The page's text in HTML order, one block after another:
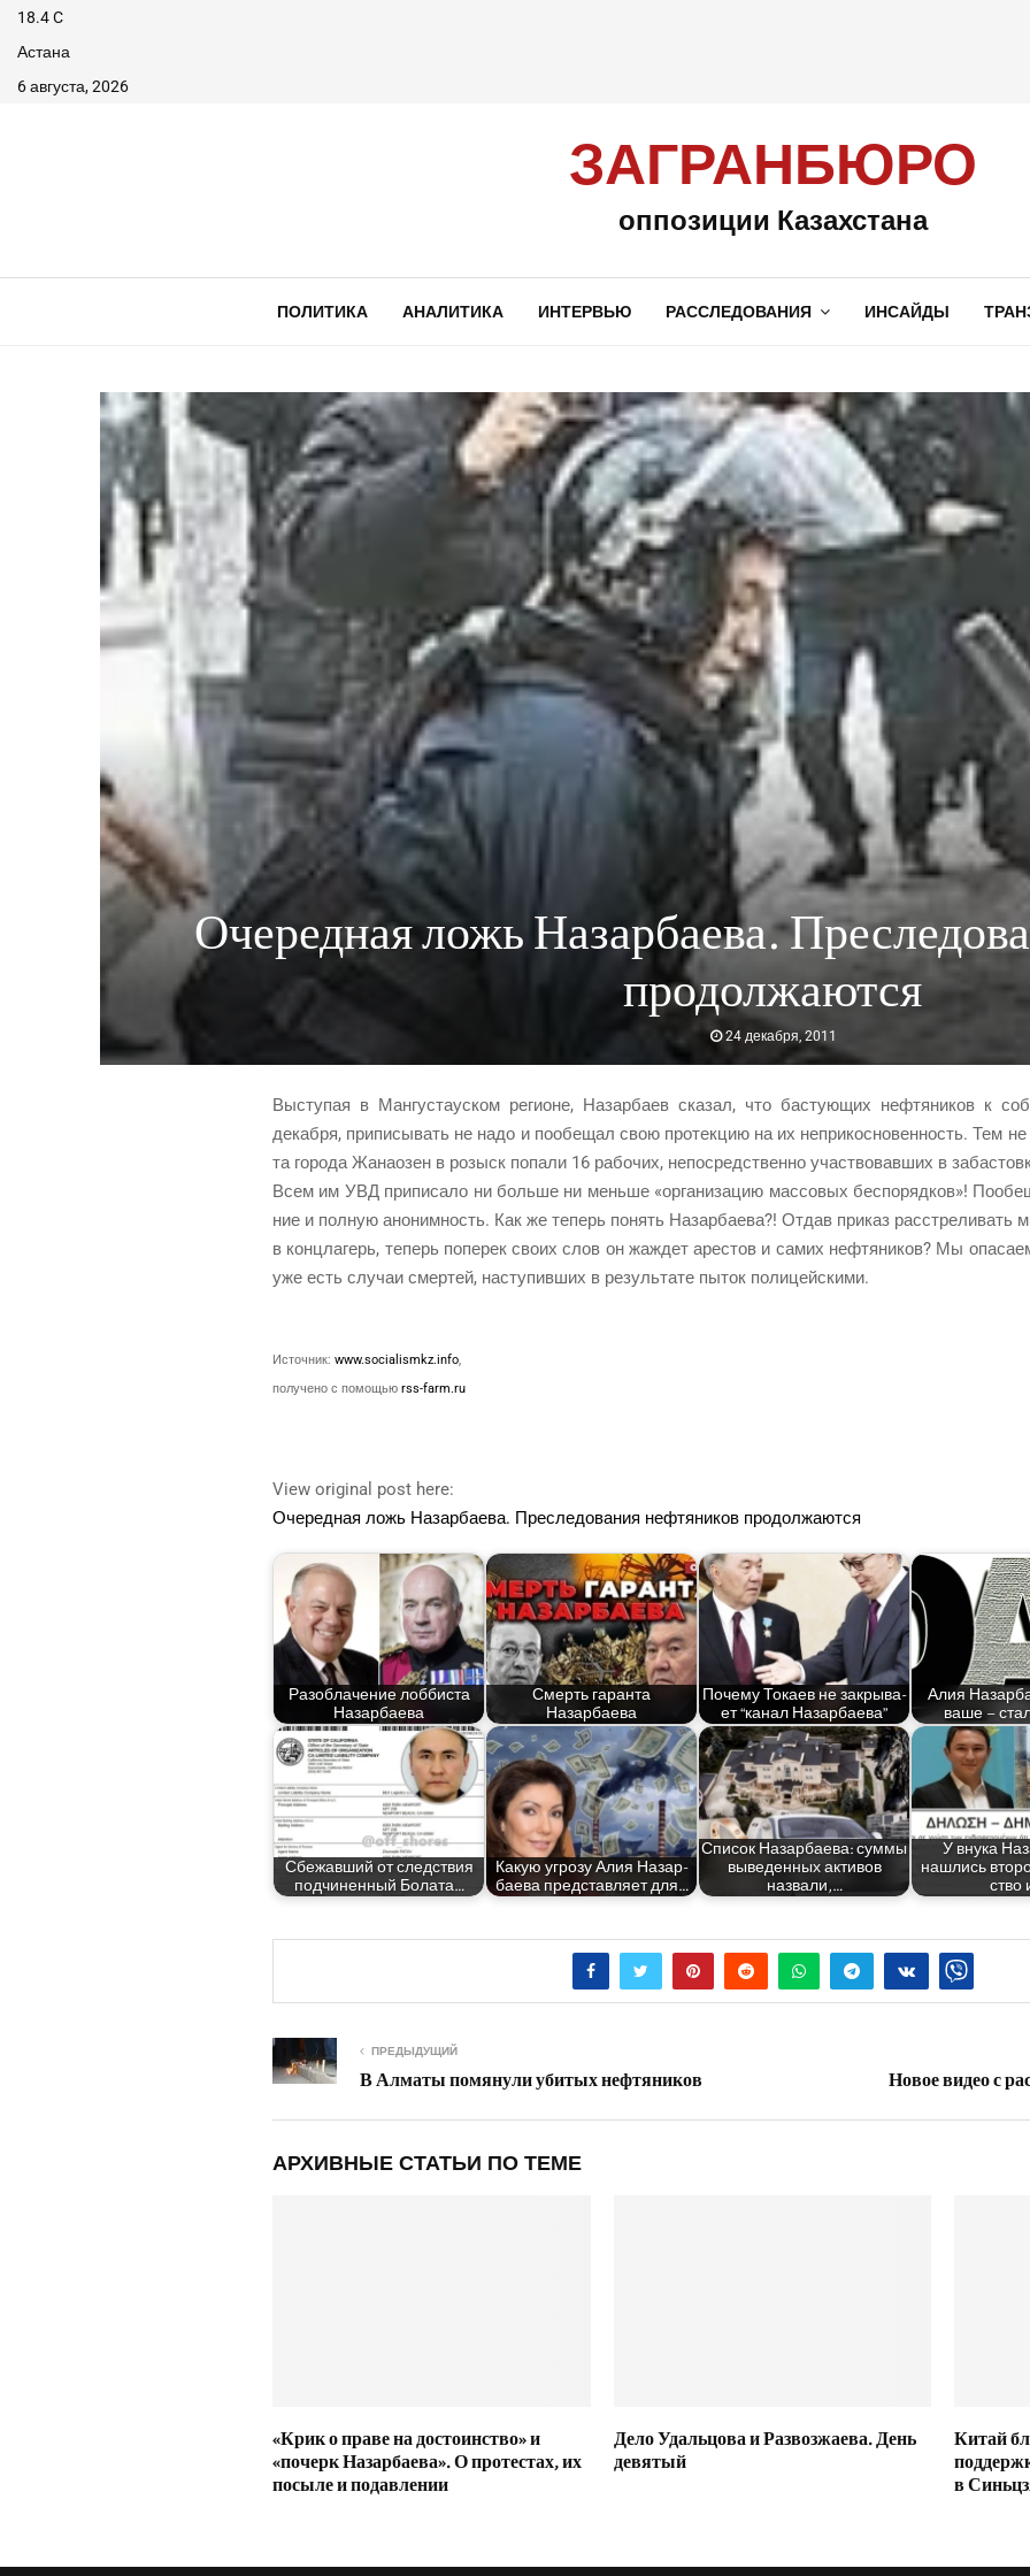
18.4C
Астана
6 августа, 2026
ЗАГРАНБЮРО
оппозиции Казахстана
ПОЛИТИКА АНАЛИТИКА ИНТЕРВЬЮ РАССЛЕДОВАНИЯ ИНСАЙДЫ
Очередная ложь Назарбаева.
продолжаются
24 декабря, 2011
Высту­пая в Ман­гу­ста­ус­ком реги­оне, Назар­ба­ев ска­зал, что басту­ю­щих неф­тя­ни­ков к
декаб­ря, при­пи­сы­вать не надо и пообе­щал свою про­тек­цию на их непри­кос­но­вен­ность. Тем
та горо­да Жана­о­зен в розыск попа­ли 16 рабо­чих, непо­сред­ствен­но участ­во­вав­ших в
Всем им УВД при­пи­са­ло ни боль­ше ни мень­ше «орга­ни­за­цию мас­со­вых бес­по­ряд­ков»!
ние и пол­ную ано­ним­ность. Как же теперь понять Назар­ба­е­ва?! Отдав при­каз рас­стре­ли­вать
в конц­ла­герь, теперь попе­рек сво­их слов он жаж­дет аре­стов и самих неф­тя­ни­ков? Мы
уже есть слу­чаи смер­тей, насту­пив­ших в резуль­та­те пыток полицейскими.
Источ­ник: www.socialismkz.info,
полу­че­но с помо­щью rss-farm.ru
View original post here:
Оче­ред­ная ложь Назар­ба­е­ва. Пре­сле­до­ва­ния неф­тя­ни­ков продолжаются
Раз­об­ла­че­ние лоб­би­ста
Назарбаева
Смерть гаран­та
Назарбаева
Поче­му Тока­ев не закры­ва­
ет “канал Назарбаева”
Алия
ваше –
​​Сбе­жав­ший от след­ствия
под­чи­нен­ный Болата…
Какую угро­зу Алия Назар­
ба­е­ва пред­став­ля­ет для…
Спи­сок Назар­ба­е­ва: сум­мы
выве­ден­ных акти­вов
назвали,…
​У вну­ка
нашлись
ство
ПРЕДЫДУЩИЙ
В Алматы помянули убитых нефтяников Новое видео с
АРХИВНЫЕ СТАТЬИ ПО ТЕМЕ
«Крик о праве на достоинство» и
«почерк Назарбаева». О протестах, их
посыле и подавлении
Дело Удальцова и Развозжаева. День
девятый
Китай
в